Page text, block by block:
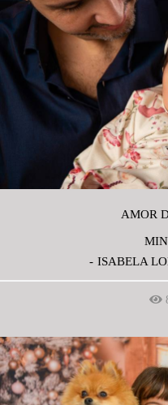
AMOR
ISABELA